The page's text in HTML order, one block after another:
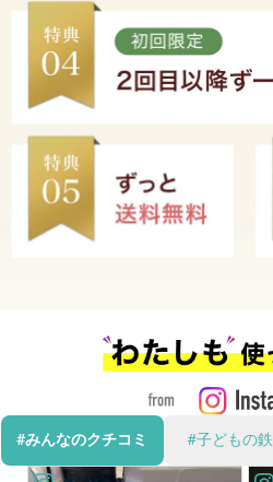
#みんなのクチコミ #子どもの